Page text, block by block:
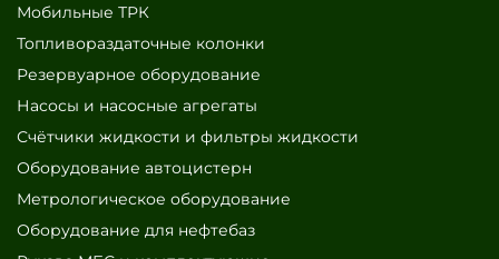
Мобильные ТРК
Топливораздаточные колонки
Резервуарное оборудование
Насосы и насосные агрегаты
Счётчики жидкости и фильтры жидкости
Оборудование автоцистерн
Метрологическое оборудование
Оборудование для нефтебаз